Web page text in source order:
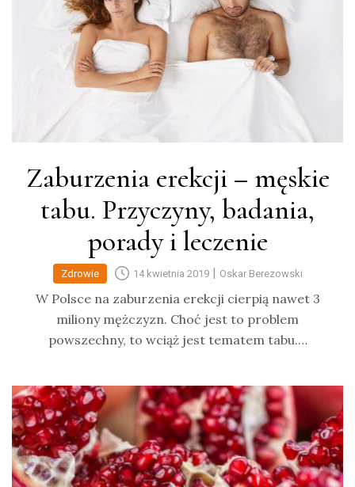
Zaburzenia erekcji – męskie
tabu. Przyczyny, badania,
porady i leczenie
Zdrowie 14 kwietnia 2019| Oskar Berezowski
W Polsce na zaburzenia erekcji cierpią nawet 3
miliony mężczyzn. Choć jest to problem
powszechny, to wciąż jest tematem tabu.…